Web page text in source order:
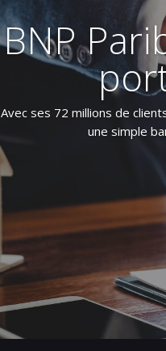
BNP
Avec ses 72 millions de
une simple